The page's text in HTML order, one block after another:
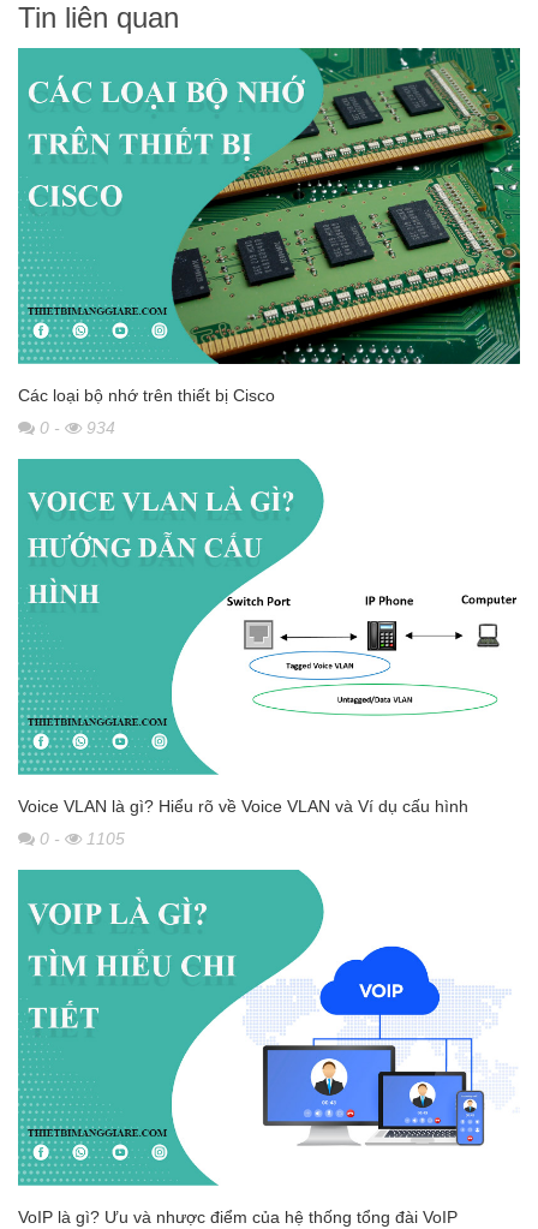
Tin liên quan
Các loại bộ nhớ trên thiết bị Cisco
0 - 934
Voice VLAN là gì? Hiểu rõ về Voice VLAN và Ví dụ cấu hình
0 - 1105
VoIP là gì? Ưu và nhược điểm của hệ thống tổng đài VoIP